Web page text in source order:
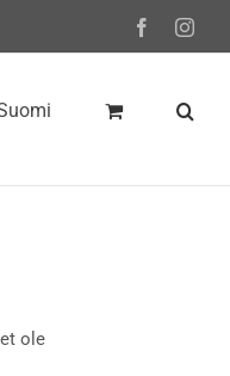
Facebook
ole